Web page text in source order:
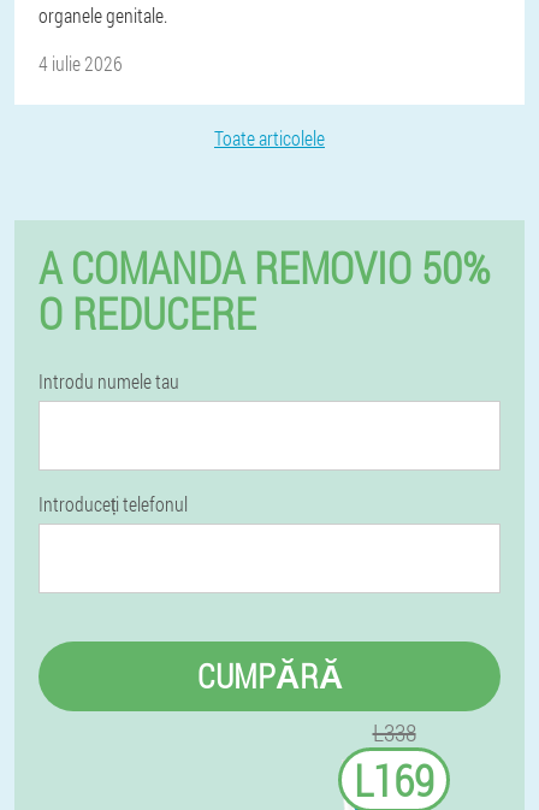
organele genitale.
4 iulie 2026
Toate articolele
A COMANDA REMOVIO 50%
O REDUCERE
Introdu numele tau
Introduceți telefonul
CUMPĂRĂ
L338
L169